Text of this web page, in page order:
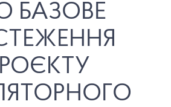
БАЗОВЕ